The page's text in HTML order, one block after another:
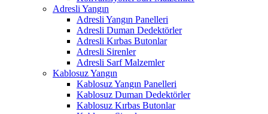
Adresli Yangın
Adresli Yangın Panelleri
Adresli Duman Dedektörler
Adresli Kırbas Butonlar
Adresli Sirenler
Adresli Sarf Malzemler
Kablosuz Yangın
Kablosuz Yangın Panelleri
Kablosuz Duman Dedektörler
Kablosuz Kırbas Butonlar